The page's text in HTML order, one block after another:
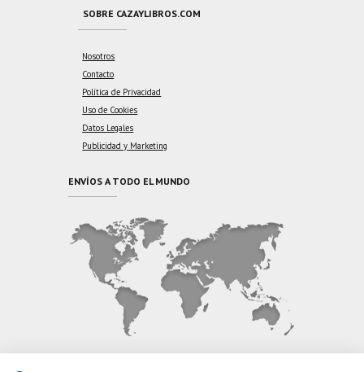
SOBRE CAZAYLIBROS.COM
Nosotros
Contacto
Política de Privacidad
Uso de Cookies
Datos Legales
Publicidad y Marketing
ENVÍOS A TODO EL MUNDO